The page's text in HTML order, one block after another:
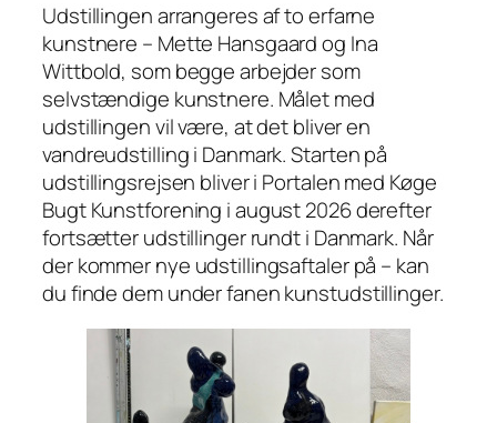
Udstillingen arrangeres af to erfarne
kunstnere – Mette Hansgaard og Ina
Wittbold, som begge arbejder som
selvstændige kunstnere. Målet med
udstillingen vil være, at det bliver en
vandreudstilling i Danmark. Starten på
udstillingsrejsen bliver i Portalen med Køge
Bugt Kunstforening i august 2026 derefter
fortsætter udstillinger rundt i Danmark. Når
der kommer nye udstillingsaftaler på – kan
du finde dem under fanen kunstudstillinger.